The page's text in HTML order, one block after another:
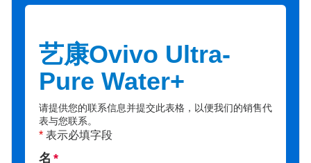
艺康Ovivo Ultra-
Pure Water+
请提供您的联系信息并提交此表格，以便我们的销售代
表与您联系。
* 表示必填字段
名